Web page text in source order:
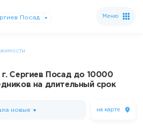
Посад Меню
Сергиев Посад до 10000
на длительный срок
новые на карте